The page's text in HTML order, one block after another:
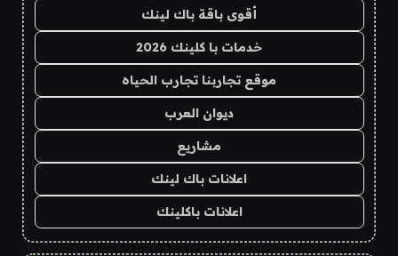
أقوى باقة باك لينك
خدمات با كلينك 2026
موقع تجاربنا تجارب الحياه
ديوان العرب
مشاريع
اعلانات باك لينك
اعلانات باكلينك